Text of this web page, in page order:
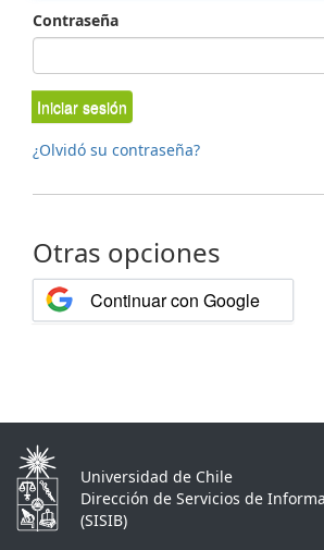
Contraseña
Iniciar sesión
¿Olvidó su contraseña?
Otras opciones
Continuar con Google
Universidad de Chile
Dirección de Servicios de
(SISIB)